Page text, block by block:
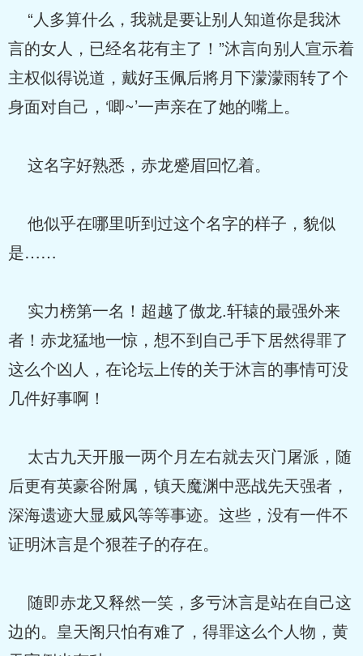
“人多算什么，我就是要让别人知道你是我沐
言的女人，已经名花有主了！”沐言向别人宣示着
主权似得说道，戴好玉佩后將月下濛濛雨转了个
身面对自己，‘唧~’一声亲在了她的嘴上。
这名字好熟悉，赤龙蹙眉回忆着。
他似乎在哪里听到过这个名字的样子，貌似
是……
实力榜第一名！超越了傲龙.轩辕的最强外来
者！赤龙猛地一惊，想不到自己手下居然得罪了
这么个凶人，在论坛上传的关于沐言的事情可没
几件好事啊！
太古九天开服一两个月左右就去灭门屠派，随
后更有英豪谷附属，镇天魔渊中恶战先天强者，
深海遗迹大显威风等等事迹。这些，没有一件不
证明沐言是个狠茬子的存在。
随即赤龙又释然一笑，多亏沐言是站在自己这
边的。皇天阁只怕有难了，得罪这么个人物，黄